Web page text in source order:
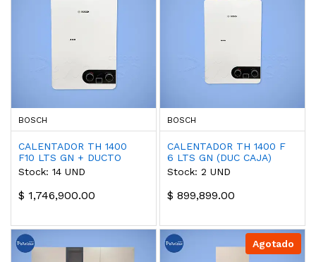
BOSCH
CALENTADOR TH 1400
F10 LTS GN + DUCTO
Stock: 14 UND
$ 1,746,900.00
BOSCH
CALENTADOR TH 1400 F
6 LTS GN (DUC CAJA)
Stock: 2 UND
$ 899,899.00
Agotado